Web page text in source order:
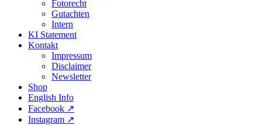
Fotorecht
Gutachten
Intern
KI Statement
Kontakt
Impressum
Disclaimer
Newsletter
Shop
English Info
Facebook ↗︎
Instagram ↗︎